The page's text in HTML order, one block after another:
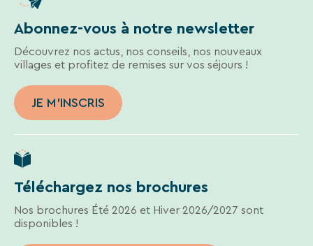
Abonnez-vous à notre newsletter
Découvrez nos actus, nos conseils, nos nouveaux
villages et profitez de remises sur vos séjours !
JE M'INSCRIS
Téléchargez nos brochures
Nos brochures Été 2026 et Hiver 2026/2027 sont
disponibles !